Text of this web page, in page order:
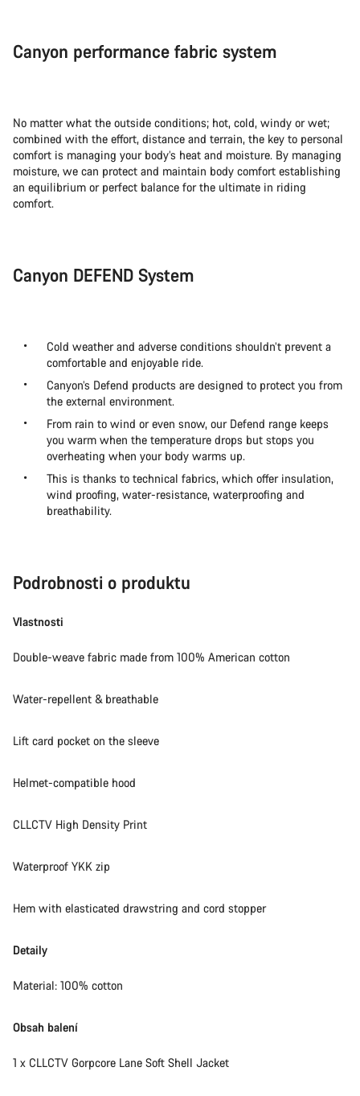
Canyon performance fabric system
No matter what the outside conditions; hot, cold, windy or wet;
combined with the effort, distance and terrain, the key to personal
comfort is managing your body’s heat and moisture. By managing
moisture, we can protect and maintain body comfort establishing
an equilibrium or perfect balance for the ultimate in riding
comfort.
Canyon DEFEND System
Cold weather and adverse conditions shouldn’t prevent a
comfortable and enjoyable ride.
Canyon’s Defend products are designed to protect you from
the external environment.
From rain to wind or even snow, our Defend range keeps
you warm when the temperature drops but stops you
overheating when your body warms up.
This is thanks to technical fabrics, which offer insulation,
wind proofing, water-resistance, waterproofing and
breathability.
Podrobnosti o produktu
Vlastnosti
Double-weave fabric made from 100% American cotton
Water-repellent & breathable
Lift card pocket on the sleeve
Helmet-compatible hood
CLLCTV High Density Print
Waterproof YKK zip
Hem with elasticated drawstring and cord stopper
Detaily
Material: 100% cotton
Obsah balení
1 x CLLCTV Gorpcore Lane Soft Shell Jacket